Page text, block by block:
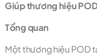
Giúp thương hiệu
Tổng quan
Một thương hiệu POD